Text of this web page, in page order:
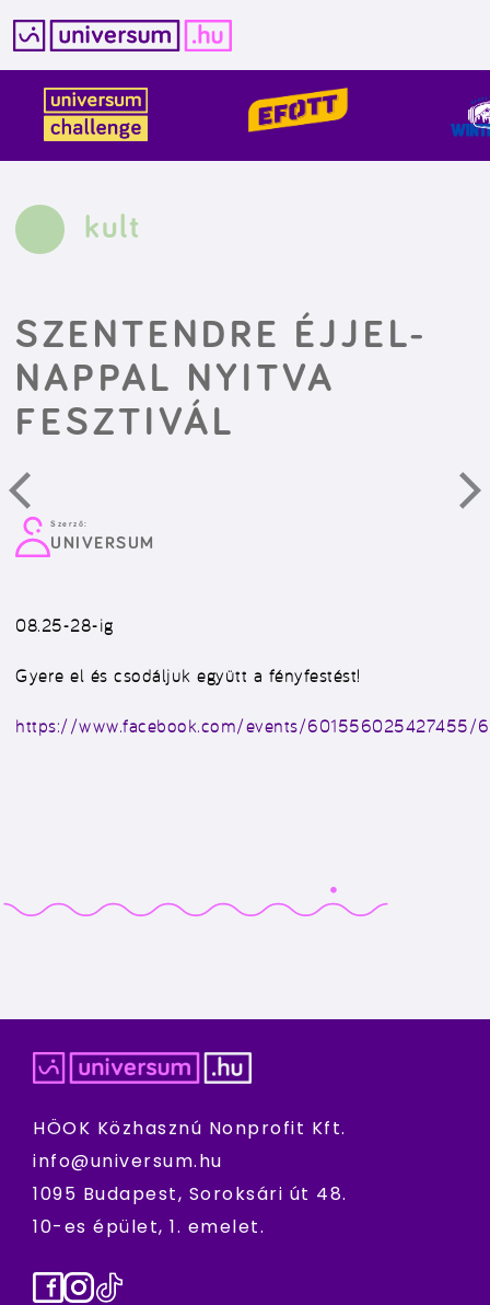
tartalomba
kult
SZENTENDRE ÉJJEL-
NAPPAL NYITVA
FESZTIVÁL
Szerző:
UNIVERSUM
08.25-28-ig
Gyere el és csodáljuk együtt a fényfestést!
https://www.facebook.com/events/601556025427455/
HÖOK Közhasznú Nonprofit Kft.
info@universum.hu
1095 Budapest, Soroksári út 48.
10-es épület, 1. emelet.
Facebook
Instagram
TikTok